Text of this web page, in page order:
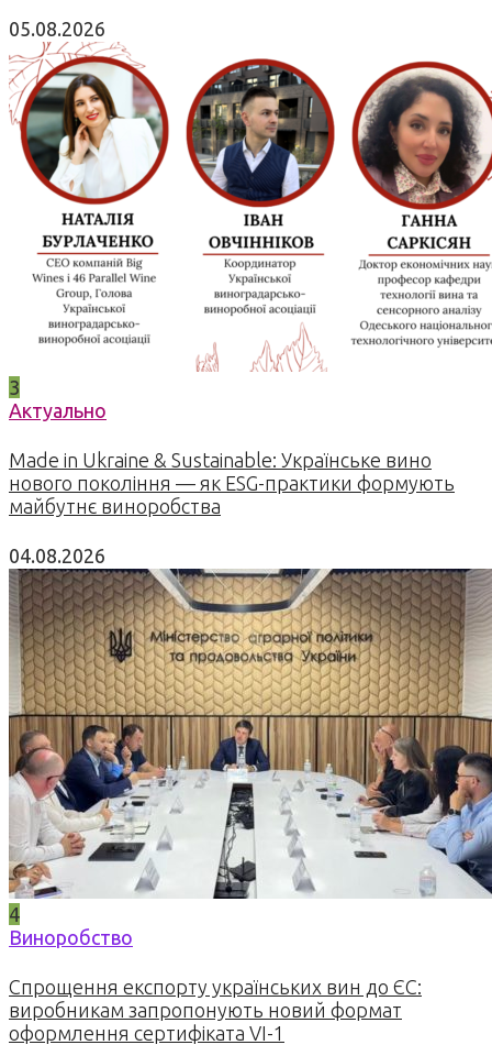
05.08.2026
3
Актуально
Made in Ukraine & Sustainable: Українське вино
нового покоління — як ESG-практики формують
майбутнє виноробства
04.08.2026
4
Виноробство
Спрощення експорту українських вин до ЄС:
виробникам запропонують новий формат
оформлення сертифіката VI-1